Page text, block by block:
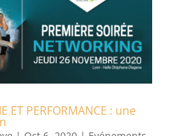
ET PERFORMANCE : une